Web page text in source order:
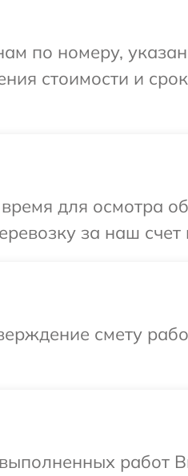
по номеру,
стоимости и
для осмотра
за наш
смету
работ